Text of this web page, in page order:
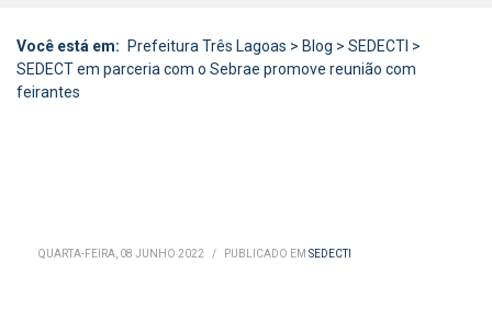
Você está em: Prefeitura Três Lagoas > Blog > SEDECTI >
SEDECT em parceria com o Sebrae promove reunião com
feirantes
QUARTA-FEIRA, 08 JUNHO 2022 / PUBLICADO EM SEDECTI